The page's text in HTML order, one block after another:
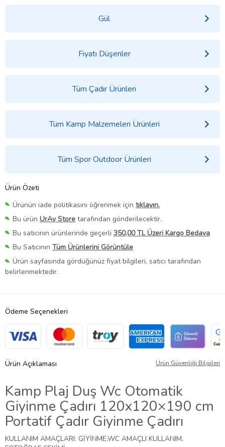
Gül
Fiyatı Düşenler
Tüm Çadır Ürünleri
Tüm Kamp Malzemeleri Ürünleri
Tüm Spor Outdoor Ürünleri
Ürün Özeti
Ürünün iade politikasını öğrenmek için tıklayın.
Bu ürün UrAy Store tarafından gönderilecektir.
Bu satıcının ürünlerinde geçerli 350,00 TL Üzeri Kargo Bedava
Bu Satıcının Tüm Ürünlerini Görüntüle
Ürün sayfasında gördüğünüz fiyat bilgileri, satıcı tarafından
belirlenmektedir.
Ödeme Seçenekleri
Ürün Açıklaması Ürün Güvenliği Bilgileri
Kamp Plaj Duş Wc Otomatik
Giyinme Çadırı 120x120×190 cm
Portatif Çadır Giyinme Çadırı
KULLANIM AMAÇLARI: GİYİNME,WC AMAÇLI KULLANIM,